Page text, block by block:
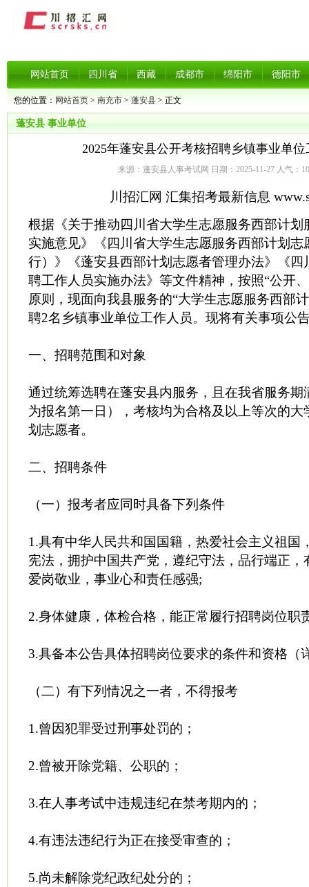
网站首页 四川省 西藏 成都市 绵阳市 德阳市
您的位置： 网站首页 > 南充市 > 蓬安县 > 正文
蓬安县 事业单位
2025年蓬安县公开考核招聘乡镇事业单
来源：蓬安县人事考试网 日期：2025-11-27 人气：
川招汇网 汇集招考最新信息
根据《关于推动四川省大学生志愿服务西部计划
实施意见》《四川省大学生志愿服务西部计划志
行）》《蓬安县西部计划志愿者管理办法》《四
聘工作人员实施办法》等文件精神，按照“公开
原则，现面向我县服务的“大学生志愿服务西部
聘2名乡镇事业单位工作人员。现将有关事项公
一、招聘范围和对象
通过统筹选聘在蓬安县内服务，且在我省服务期
为报名第一日），考核均为合格及以上等次的大
划志愿者。
二、招聘条件
（一）报考者应同时具备下列条件
1.具有中华人民共和国国籍，热爱社会主义祖国
宪法，拥护中国共产党，遵纪守法，品行端正，
爱岗敬业，事业心和责任感强;
2.身体健康，体检合格，能正常履行招聘岗位职
3.具备本公告具体招聘岗位要求的条件和资格（
（二）有下列情况之一者，不得报考
1.曾因犯罪受过刑事处罚的；
2.曾被开除党籍、公职的；
3.在人事考试中违规违纪在禁考期内的；
4.有违法违纪行为正在接受审查的；
5.尚未解除党纪政纪处分的；